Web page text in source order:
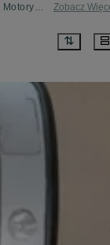
volvo xc60 w Twojej okolicy? Sprawdź kategorię Motoryzacja - Strona 2 Zobacz